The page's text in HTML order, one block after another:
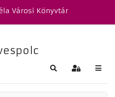
Városi Könyvtár
Keresés